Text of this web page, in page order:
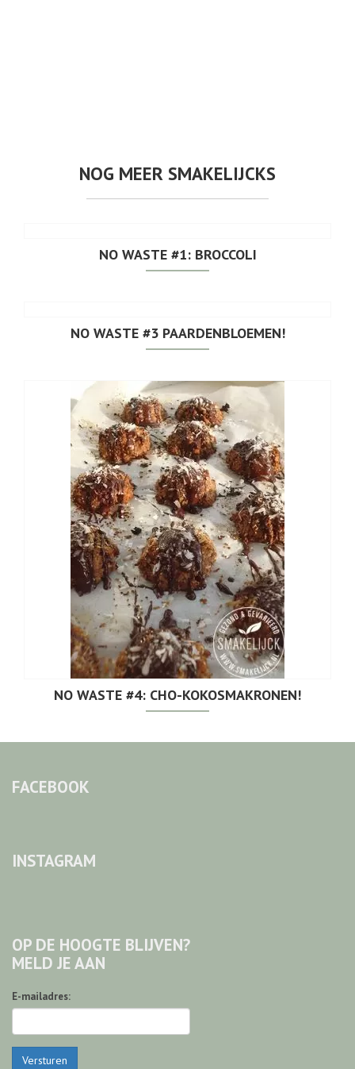
NOG MEER SMAKELIJCKS
NO WASTE #1: BROCCOLI
NO WASTE #3 PAARDENBLOEMEN!
NO WASTE #4: CHO-KOKOSMAKRONEN!
FACEBOOK
INSTAGRAM
OP DE HOOGTE BLIJVEN?
MELD JE AAN
E-mailadres:
Versturen